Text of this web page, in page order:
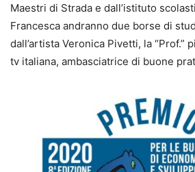
Maestri di Strada e dall’istituto
Francesca andranno due borse di
dall’artista Veronica Pivetti, la “Prof.”
tv italiana, ambasciatrice di buone